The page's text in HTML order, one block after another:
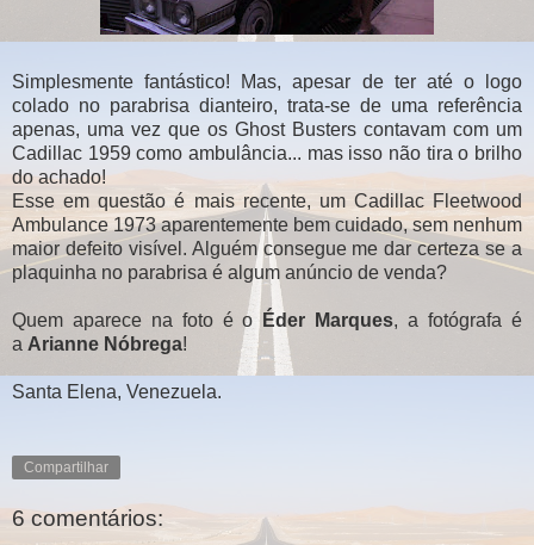
Simplesmente fantástico! Mas, apesar de ter até o logo
colado no parabrisa dianteiro, trata-se de uma referência
apenas, uma vez que os Ghost Busters contavam com um
Cadillac 1959 como ambulância... mas isso não tira o brilho
do achado!
Esse em questão é mais recente, um Cadillac Fleetwood
Ambulance 1973 aparentemente bem cuidado, sem nenhum
maior defeito visível. Alguém consegue me dar certeza se a
plaquinha no parabrisa é algum anúncio de venda?
Quem aparece na foto é o Éder Marques, a fotógrafa é
a Arianne Nóbrega!
Santa Elena, Venezuela.
Compartilhar
6 comentários: